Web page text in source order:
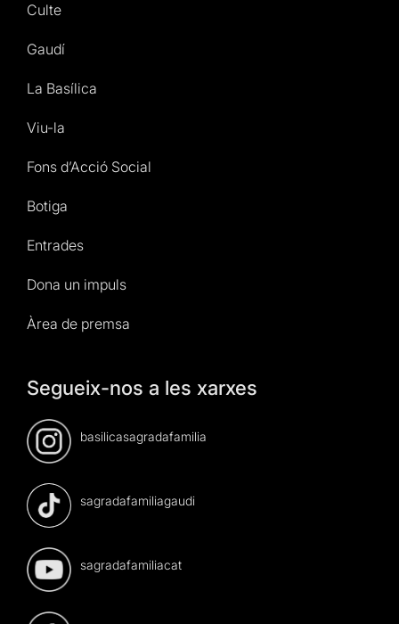
Culte
Gaudí
La Basílica
Viu-la
Fons d’Acció Social
Botiga
Entrades
Dona un impuls
Àrea de premsa
Segueix-nos a les xarxes
basilicasagradafamilia
sagradafamiliagaudi
sagradafamiliacat